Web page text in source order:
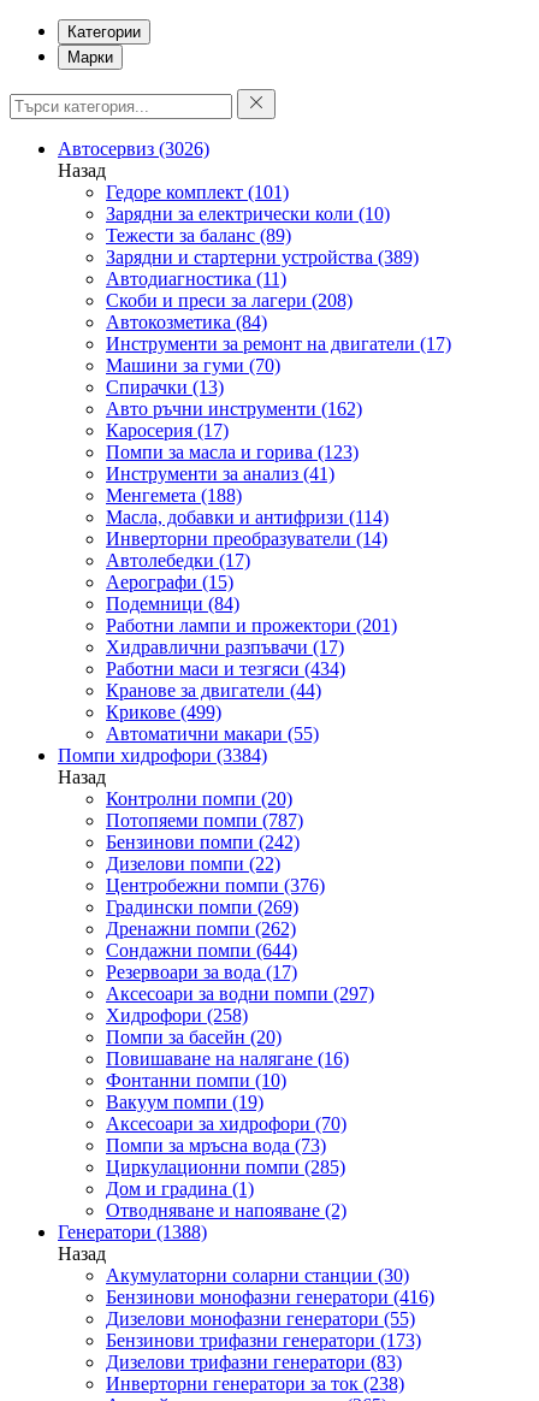
Категории
Марки
Автосервиз (3026)
Назад
Гедоре комплект (101)
Зарядни за електрически коли (10)
Тежести за баланс (89)
Зарядни и стартерни устройства (389)
Автодиагностика (11)
Скоби и преси за лагери (208)
Автокозметика (84)
Инструменти за ремонт на двигатели (17)
Машини за гуми (70)
Спирачки (13)
Авто ръчни инструменти (162)
Каросерия (17)
Помпи за масла и горива (123)
Инструменти за анализ (41)
Менгемета (188)
Масла, добавки и антифризи (114)
Инверторни преобразуватели (14)
Автолебедки (17)
Аерографи (15)
Подемници (84)
Работни лампи и прожектори (201)
Хидравлични разпъвачи (17)
Работни маси и тезгяси (434)
Кранове за двигатели (44)
Крикове (499)
Автоматични макари (55)
Помпи хидрофори (3384)
Назад
Контролни помпи (20)
Потопяеми помпи (787)
Бензинови помпи (242)
Дизелови помпи (22)
Центробежни помпи (376)
Градински помпи (269)
Дренажни помпи (262)
Сондажни помпи (644)
Резервоари за вода (17)
Аксесоари за водни помпи (297)
Хидрофори (258)
Помпи за басейн (20)
Повишаване на налягане (16)
Фонтанни помпи (10)
Вакуум помпи (19)
Аксесоари за хидрофори (70)
Помпи за мръсна вода (73)
Циркулационни помпи (285)
Дом и градина (1)
Отводняване и напояване (2)
Генератори (1388)
Назад
Акумулаторни соларни станции (30)
Бензинови монофазни генератори (416)
Дизелови монофазни генератори (55)
Бензинови трифазни генератори (173)
Дизелови трифазни генератори (83)
Инверторни генератори за ток (238)